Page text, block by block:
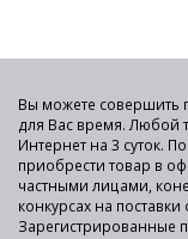
Вы можете совершить
для Вас время. Любой
Интернет на 3 суток.
приобрести товар в
частными лицами,
конкурсах на
Зарегистрированные